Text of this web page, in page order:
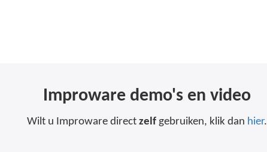
Improware demo's en video
Wilt u Improware direct zelfgebruiken, klik dan hier.